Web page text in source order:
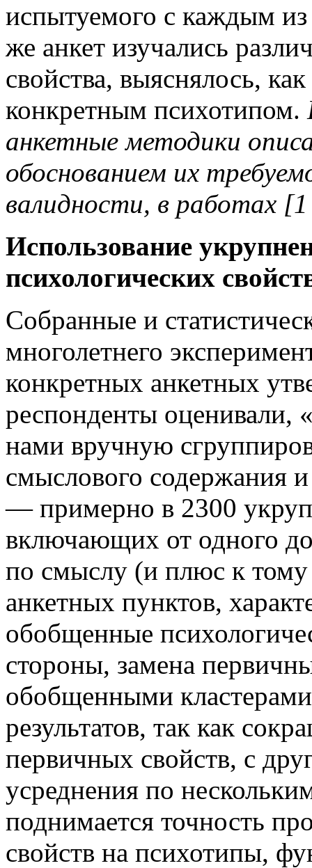
испытуемого с каждым
же анкет изучались
свойства, выяснялось,
конкретным психотипом.
анкетные методики
обоснованием их
валидности, в работах
Использование
психологических
Собранные и
многолетнего
конкретных анкетных
респонденты оценивали,
нами вручную
смыслового содержания
— примерно в 2300
включающих от одного до
по смыслу (и плюс к
анкетных пунктов,
обобщенные
стороны, замена
обобщенными
результатов, так как
первичных свойств, с
усреднения по
поднимается точность
свойств на психотипы,